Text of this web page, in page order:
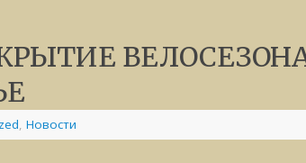
, Новости